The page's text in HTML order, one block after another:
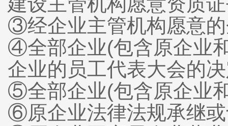
③经企业主管机构愿意
④全部企业(包含原企业
企业的员工代表大会的
⑤全部企业(包含原企业
⑥原企业法律法规承继